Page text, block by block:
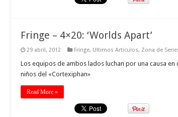
Fringe – 4×20: ‘Worlds Apart’
29 abril, 2012 Fringe, Ultimos Articulos, Zona de
Los equipos de ambos lados luchan por una causa
niños del «Cortexiphan»
Read More »